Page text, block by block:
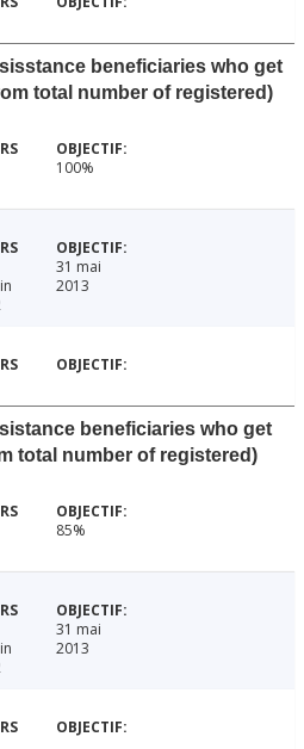
beneficiaries who get
total number of registered)
100%
31 mai
2013
beneficiaries who get
total number of registered)
85%
31 mai
2013